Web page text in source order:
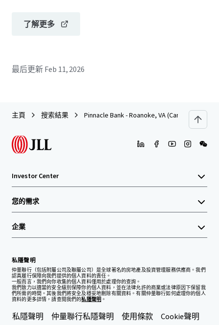
了解更多
最后更新 Feb 11, 2026
主頁 搜索結果 Pinnacle Bank - Roanoke, VA (Campbell Ave
Investor Center
您的需求
企業
私隱聲明
仲量聯行（包括附屬公司及聯屬公司）是全球著名的房地產及投資管理服務供應商。我們
認真履行保障向我們提供的個人資料的責任。
一般而言，我們向你收集的個人資料僅用於處理你的查詢。
我們致力以適當的安全級別保障你的個人資料，並在法律允許的商業或法律原因下保留我
們所需的時間。其後我們將安全及穩妥地刪除有關資料。有關仲量聯行如何處理你的個人
資料的更多詳情，請查閱我們的私隱聲明 。
私隱聲明 仲量聯行私隱聲明 使用條款 Cookie聲明